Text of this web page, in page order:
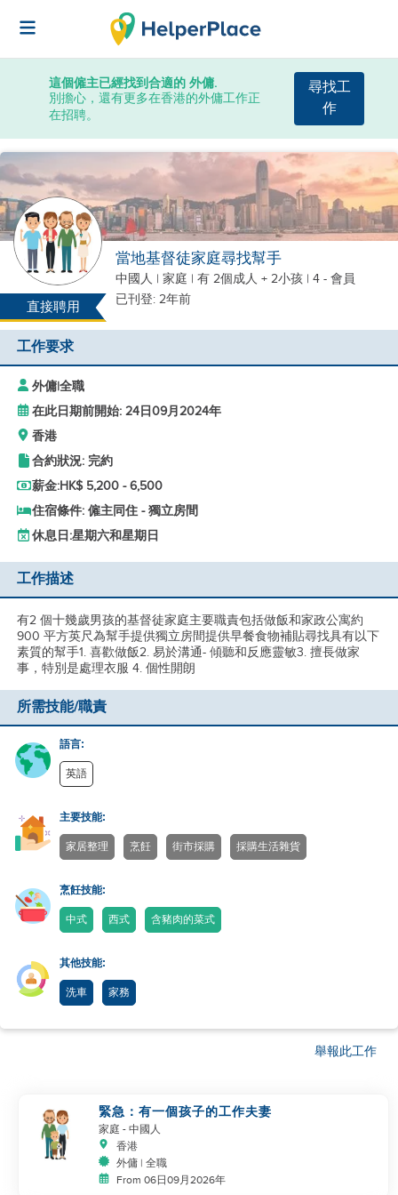
這個僱主已經找到合適的 外傭.
別擔心，還有更多在香港的外傭工作正
在招聘。
尋找工
作
直接聘用
當地基督徒家庭尋找幫手
中國人 | 家庭 | 有 2個成人 + 2小孩 | 4 - 會員
已刊登: 2年前
工作要求
外傭|全職
在此日期前開始: 24日09月2024年
香港
合約狀況: 完約
薪金:HK$ 5,200 - 6,500
住宿條件: 僱主同住 - 獨立房間
休息日:星期六和星期日
工作描述
有2 個十幾歲男孩的基督徒家庭主要職責包括做飯和家政公寓約
900 平方英尺為幫手提供獨立房間提供早餐食物補貼尋找具有以下
素質的幫手1. 喜歡做飯2. 易於溝通- 傾聽和反應靈敏3. 擅長做家
事，特別是處理衣服 4. 個性開朗
所需技能/職責
語言:
英語
主要技能:
家居整理 烹飪 街市採購 採購生活雜貨
烹飪技能:
中式 西式 含豬肉的菜式
其他技能:
洗車 家務
舉報此工作
緊急：有一個孩子的工作夫妻
家庭 - 中國人
香港
外傭 | 全職
From 06日09月2026年